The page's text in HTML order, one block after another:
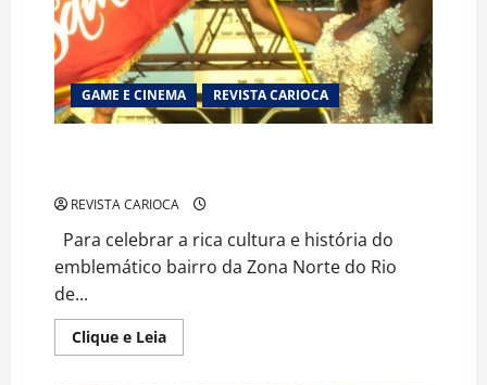
GAME E CINEMA REVISTA CARIOCA
REVISTA CARIOCA
Para celebrar a rica cultura e história do
emblemático bairro da Zona Norte do Rio
de...
Clique e LeiaRead
more